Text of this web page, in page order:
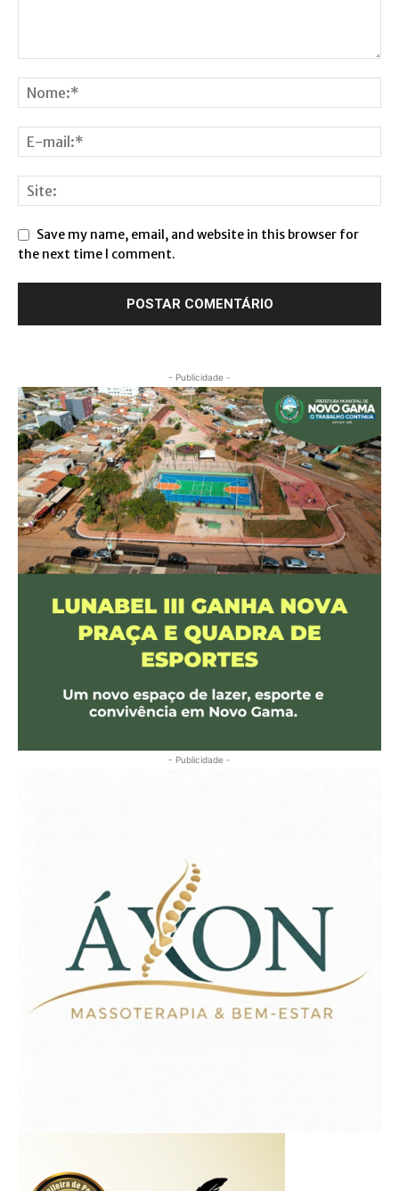
Save my name, email, and website in this browser for
the next time I comment.
- Publicidade -
- Publicidade -